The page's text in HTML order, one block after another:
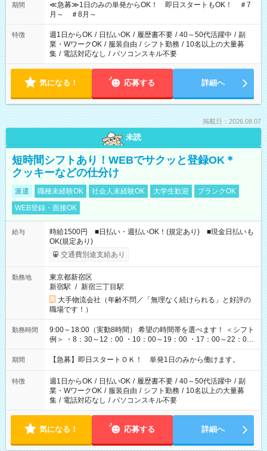
期間
≪急募≫1日のみの単発からOK！ 即日スタートもOK！ ＃7
月～ ＃8月～
特徴 週1日からOK / 日払いOK / 履歴書不要 / 40～50代活躍中 / 副
業・WワークOK / 服装自由 / シフト勤務 / 10名以上の大量募
集 / 電話対応なし / パソコンスキル不要
気になる！ 応募する 詳細へ
掲載日：2026.08.07
未読
短時間シフトあり！WEBでサクッと登録OK＊
クッキーなどの仕分け
派遣 職種未経験OK 社会人未経験OK 大学生歓迎
ブランクOK
WEB登録・面接OK
給与
時給1500円 ■日払い・週払いOK！(規定あり) ■現金日払いも
OK(規定あり)
交通費別途支給あり
勤務地
東京都新宿区
新宿駅 / 新宿三丁目駅
大手物流会社（年齢不問／「無理なく続けられる」と好評の
職場です！）
勤務時間
9:00～18:00（実動8時間） 希望の時間帯を選べます！ ＜シフト
例＞ ・8：30～12：00 ・10：00～19：00 ・17：00～22：00
・13：00～22：00 ・22：00～翌6：00 など
期間 【急募】即日スタートＯＫ！ 単発1日のみから働けます。
特徴 週1日からOK / 日払いOK / 履歴書不要 / 40～50代活躍中 / 副
業・WワークOK / 服装自由 / シフト勤務 / 10名以上の大量募
集 / 電話対応なし / パソコンスキル不要
気になる！ 応募する 詳細へ